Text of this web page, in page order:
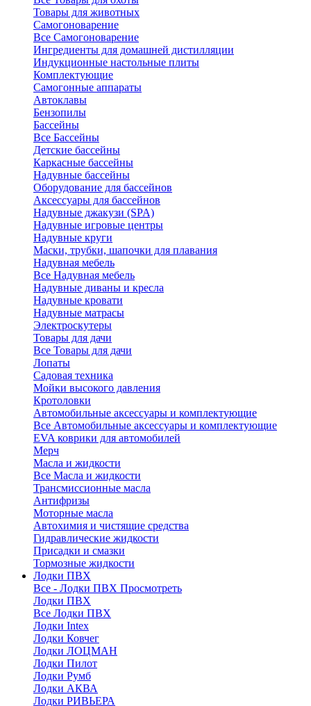
Товары для животных
Самогоноварение
Все Самогоноварение
Ингредиенты для домашней дистилляции
Индукционные настольные плиты
Комплектующие
Самогонные аппараты
Автоклавы
Бензопилы
Бассейны
Все Бассейны
Детские бассейны
Каркасные бассейны
Надувные бассейны
Оборудование для бассейнов
Аксессуары для бассейнов
Надувные джакузи (SPA)
Надувные игровые центры
Надувные круги
Маски, трубки, шапочки для плавания
Надувная мебель
Все Надувная мебель
Надувные диваны и кресла
Надувные кровати
Надувные матрасы
Электроскутеры
Товары для дачи
Все Товары для дачи
Лопаты
Садовая техника
Мойки высокого давления
Кротоловки
Автомобильные аксессуары и комплектующие
Все Автомобильные аксессуары и комплектующие
EVA коврики для автомобилей
Мерч
Масла и жидкости
Все Масла и жидкости
Трансмиссионные масла
Антифризы
Моторные масла
Автохимия и чистящие средства
Гидравлические жидкости
Присадки и смазки
Тормозные жидкости
Лодки ПВХ
Все - Лодки ПВХ Просмотреть
Лодки ПВХ
Все Лодки ПВХ
Лодки Intex
Лодки Ковчег
Лодки ЛОЦМАН
Лодки Пилот
Лодки Румб
Лодки АКВА
Лодки РИВЬЕРА